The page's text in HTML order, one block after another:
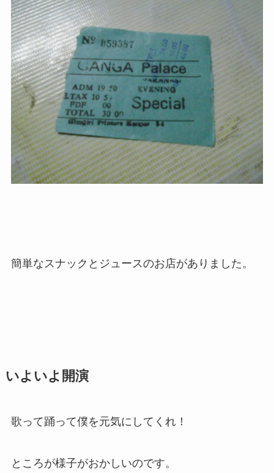
簡単なスナックとジュースのお店がありました。
いよいよ開演
歌って踊って僕を元気にしてくれ！
ところが様子がおかしいのです。